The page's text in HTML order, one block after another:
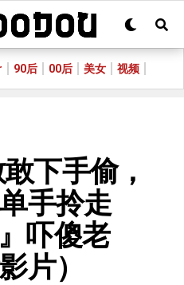
90后 00后 美女 视频
下手偷，
手拎走
吓傻老
片）